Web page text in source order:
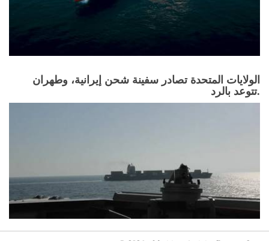
الولايات المتحدة تصادر سفينة شحن إيرانية، وطهران
تتوعد بالرد.